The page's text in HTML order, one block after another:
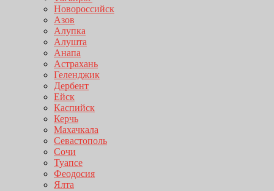
Новороссийск
Азов
Алупка
Алушта
Анапа
Астрахань
Геленджик
Дербент
Ейск
Каспийск
Керчь
Махачкала
Севастополь
Сочи
Туапсе
Феодосия
Ялта